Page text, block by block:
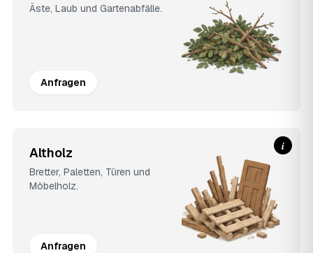
Äste, Laub und Gartenabfälle.
Anfragen
Altholz
Bretter, Paletten, Türen und
Möbelholz.
Anfragen
i